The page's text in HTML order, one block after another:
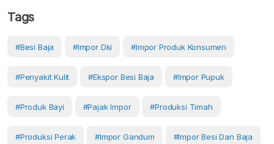
Tags
#besi Baja #impor Dki #impor Produk Konsumen
#penyakit Kulit #ekspor Besi Baja #Impor Pupuk
#produk Bayi #pajak Impor #produksi Timah
#produksi Perak #impor Gandum #Impor Besi Dan Baja